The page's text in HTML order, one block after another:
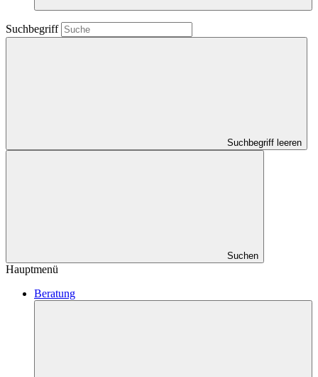
Suchbegriff
Suchbegriff leeren
Suchen
Hauptmenü
Beratung